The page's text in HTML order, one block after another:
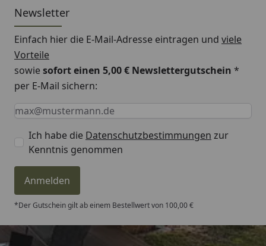
Newsletter
Einfach hier die E-Mail-Adresse eintragen und viele
Vorteile
sowiesofort einen 5,00 € Newslettergutschein *
per E-Mail sichern:
Keine Eingabe erforderlich
Eingabe erforderlich
E-Mail *
Ich habe die Datenschutzbestimmungen zur
Kenntnis genommen
Anmelden
*Der Gutschein gilt ab einem Bestellwert von 100,00 €